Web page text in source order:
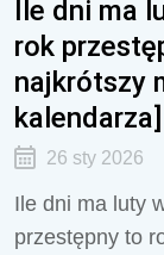
Ile dni ma
rok
najkrótszy
kalendarza]
26 sty 2026
Ile dni ma luty
przestępny to